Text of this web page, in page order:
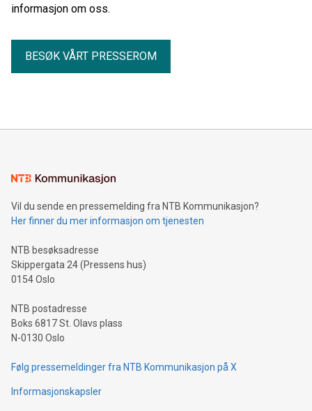
informasjon om oss.
BESØK VÅRT PRESSEROM
Vil du sende en pressemelding fra NTB Kommunikasjon?
Her finner du mer informasjon om tjenesten
NTB besøksadresse
Skippergata 24 (Pressens hus)
0154 Oslo
NTB postadresse
Boks 6817 St. Olavs plass
N-0130 Oslo
Følg pressemeldinger fra NTB Kommunikasjon på X
Informasjonskapsler